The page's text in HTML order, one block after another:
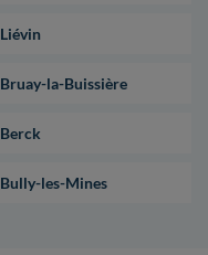
Liévin
Bruay-la-Buissière
Berck
Bully-les-Mines